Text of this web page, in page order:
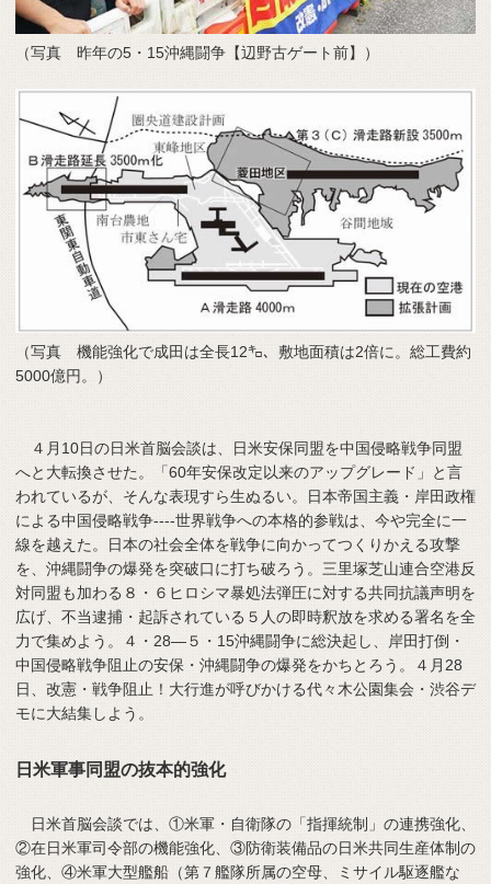
（写真 昨年の5・15沖縄闘争【辺野古ゲート前】）
（写真 機能強化で成田は全長12㌔、敷地面積は2倍に。総工費約
5000億円。）
４月10日の日米首脳会談は、日米安保同盟を中国侵略戦争同盟
へと大転換させた。「60年安保改定以来のアップグレード」と言
われているが、そんな表現すら生ぬるい。日本帝国主義・岸田政権
による中国侵略戦争----世界戦争への本格的参戦は、今や完全に一
線を越えた。日本の社会全体を戦争に向かってつくりかえる攻撃
を、沖縄闘争の爆発を突破口に打ち破ろう。三里塚芝山連合空港反
対同盟も加わる８・６ヒロシマ暴処法弾圧に対する共同抗議声明を
広げ、不当逮捕・起訴されている５人の即時釈放を求める署名を全
力で集めよう。４・28―５・15沖縄闘争に総決起し、岸田打倒・
中国侵略戦争阻止の安保・沖縄闘争の爆発をかちとろう。４月28
日、改憲・戦争阻止！大行進が呼びかける代々木公園集会・渋谷デ
モに大結集しよう。
日米軍事同盟の抜本的強化
日米首脳会談では、①米軍・自衛隊の「指揮統制」の連携強化、
②在日米軍司令部の機能強化、③防衛装備品の日米共同生産体制の
強化、④米軍大型艦船（第７艦隊所属の空母、ミサイル駆逐艦な